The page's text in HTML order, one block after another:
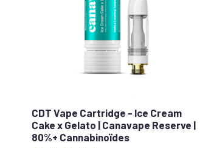
CDT Vape Cartridge - Ice Cream
Cake x Gelato | Canavape Reserve |
80%+ Cannabinoïdes